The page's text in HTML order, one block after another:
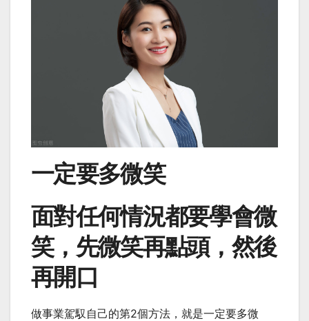
一定要多微笑
面對任何情況都要學會微
笑，先微笑再點頭，然後
再開口
做事業駕馭自己的第2個方法，就是一定要多微